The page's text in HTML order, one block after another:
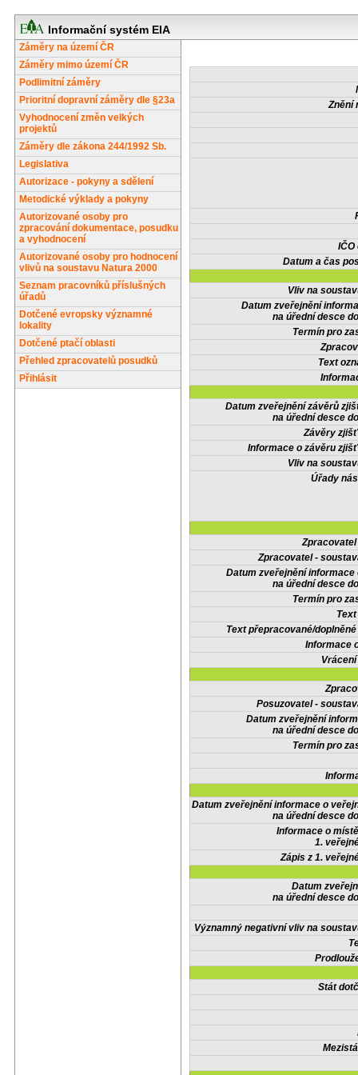
Informační systém EIA
Záměry na území ČR
Záměry mimo území ČR
Podlimitní záměry
Prioritní dopravní záměry dle §23a
Vyhodnocení změn velkých
projektů
Záměry dle zákona 244/1992 Sb.
Legislativa
Autorizace - pokyny a sdělení
Metodické výklady a pokyny
Autorizované osoby pro
zpracování dokumentace, posudku
a vyhodnocení
Autorizované osoby pro hodnocení
vlivů na soustavu Natura 2000
Seznam pracovníků příslušných
úřadů
Dotčené evropsky významné
lokality
Dotčené ptačí oblasti
Přehled zpracovatelů posudků
Přihlásit
Znění
IČO
Datum a čas
Vliv na
Datum zveřejnění
na úřední desce
Termín pro
Text
Datum zveřejnění závěrů
na úřední desce
Závěry
Informace o závěru
Vliv na
Úřady
Zpracovatel -
Datum zveřejnění informace
na úřední desce
Termín pro
Text přepracované/
Informace
Posuzovatel -
Datum zveřejnění
na úřední desce
Termín pro
Datum zveřejnění informace o
na úřední desce
Informace o
1.
Zápis z 1.
Datum
na úřední desce
Významný negativní vliv na
Stát